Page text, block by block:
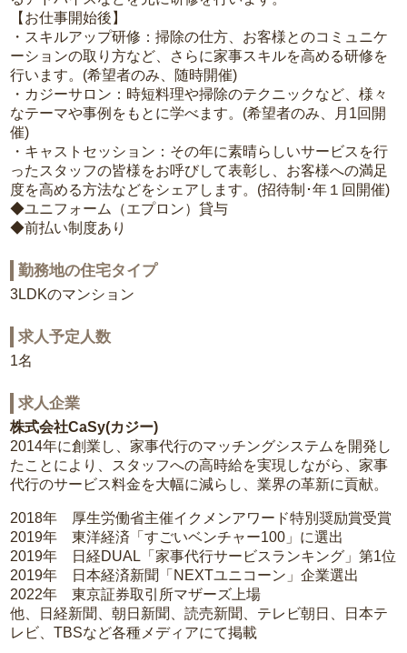
【お仕事開始後】
・スキルアップ研修：掃除の仕方、お客様とのコミュニケ
ーションの取り方など、さらに家事スキルを高める研修を
行います。(希望者のみ、随時開催)
・カジーサロン：時短料理や掃除のテクニックなど、様々
なテーマや事例をもとに学べます。(希望者のみ、月1回開
催)
・キャストセッション：その年に素晴らしいサービスを行
ったスタッフの皆様をお呼びして表彰し、お客様への満足
度を高める方法などをシェアします。(招待制･年１回開催)
◆ユニフォーム（エプロン）貸与
◆前払い制度あり
勤務地の住宅タイプ
3LDKのマンション
求人予定人数
1名
求人企業
株式会社CaSy(カジー)
2014年に創業し、家事代行のマッチングシステムを開発し
たことにより、スタッフへの高時給を実現しながら、家事
代行のサービス料金を大幅に減らし、業界の革新に貢献。
2018年 厚生労働省主催イクメンアワード特別奨励賞受賞
2019年 東洋経済「すごいベンチャー100」に選出
2019年 日経DUAL「家事代行サービスランキング」第1位
2019年 日本経済新聞「NEXTユニコーン」企業選出
2022年 東京証券取引所マザーズ上場
他、日経新聞、朝日新聞、読売新聞、テレビ朝日、日本テ
レビ、TBSなど各種メディアにて掲載